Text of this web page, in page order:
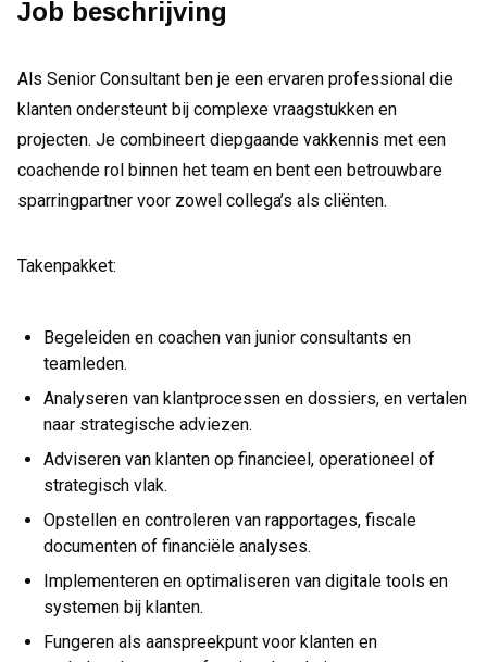
Job beschrijving
Als Senior Consultant ben je een ervaren professional die
klanten ondersteunt bij complexe vraagstukken en
projecten. Je combineert diepgaande vakkennis met een
coachende rol binnen het team en bent een betrouwbare
sparringpartner voor zowel collega’s als cliënten.
Takenpakket:
Begeleiden en coachen van junior consultants en
teamleden.
Analyseren van klantprocessen en dossiers, en vertalen
naar strategische adviezen.
Adviseren van klanten op financieel, operationeel of
strategisch vlak.
Opstellen en controleren van rapportages, fiscale
documenten of financiële analyses.
Implementeren en optimaliseren van digitale tools en
systemen bij klanten.
Fungeren als aanspreekpunt voor klanten en